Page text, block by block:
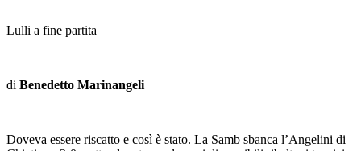
Lulli a fine partita
di Benedetto Marinangeli
Doveva essere riscatto e così è stato. La Samb sbanca l’Angelini di